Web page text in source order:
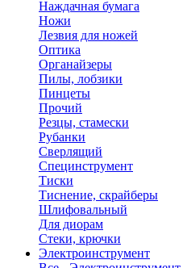
Наждачная бумага
Ножи
Лезвия для ножей
Оптика
Органайзеры
Пилы, лобзики
Пинцеты
Прочий
Резцы, стамески
Рубанки
Сверлящий
Специнструмент
Тиски
Тиснение, скрайберы
Шлифовальный
Для диорам
Стеки, крючки
Электроинструмент